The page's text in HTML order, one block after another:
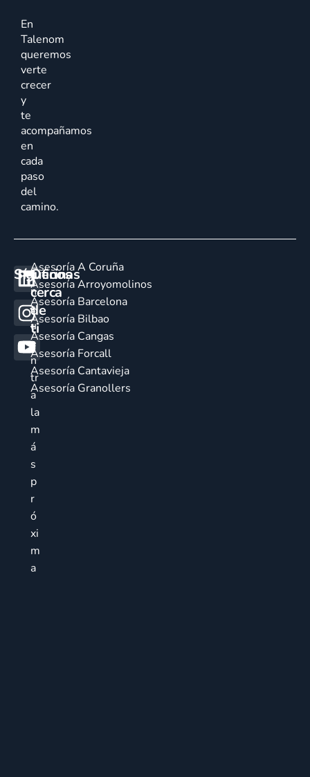
En
Talenom
queremos
verte
crecer
y
te
acompañamos
en
cada
paso
del
camino.
Síguenos
Oficinas
cerca
de
ti
E
n
c
u
e
n
tr
a
la
m
á
s
p
r
ó
xi
m
a
Asesoría A Coruña
Asesoría Arroyomolinos
Asesoría Barcelona
Asesoría Bilbao
Asesoría Cangas
Asesoría Forcall
Asesoría Cantavieja
Asesoría Granollers